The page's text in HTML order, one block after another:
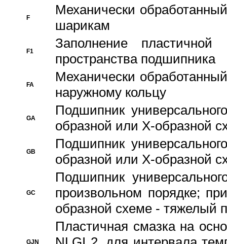
F
Механически
шарикам
F1
Заполнение
пространства подшипника
FA
Механически
наружному кольцу
GA
Подшипник
образной или Х-образной
GB
Подшипник
образной или Х-образной
GC
Подшипник
произвольном порядке;
образной схеме - тяжелый
GJN
Пластичная смазка на